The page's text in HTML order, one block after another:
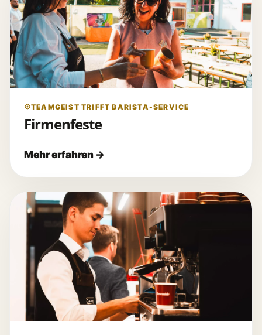
TEAMGEIST TRIFFT BARISTA-SERVICE
Firmenfeste